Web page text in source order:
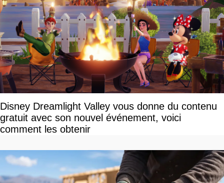
Disney Dreamlight Valley vous donne du contenu
gratuit avec son nouvel événement, voici
comment les obtenir